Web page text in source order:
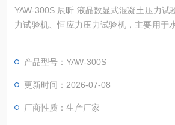
YAW-300S 辰昕 液晶数显式混凝土压力试
力试验机、恒应力压力试验机，主要用于
折强度检测，满足国家标准、ISO、
制式两种。本设备为数显款。
产品型号：YAW-300S
更新时间：2026-07-08
厂商性质：生产厂家